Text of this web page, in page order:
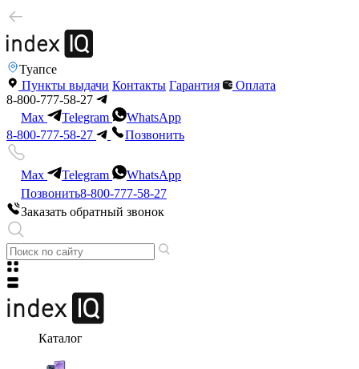
Туапсе
Пункты выдачи Контакты Гарантия
Оплата
8-800-777-58-27
Max
Telegram
WhatsApp
8-800-777-58-27
Позвонить
Max Telegram
WhatsApp
Позвонить8-800-777-58-27
Заказать обратный звонок
Каталог